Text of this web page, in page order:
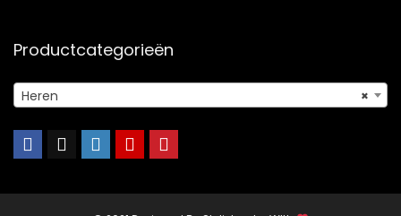
Productcategorieën
×
Heren